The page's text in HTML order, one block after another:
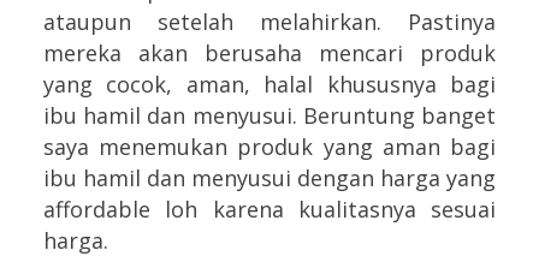
ataupun setelah melahirkan. Pastinya
mereka akan berusaha mencari produk
yang cocok, aman, halal khususnya bagi
ibu hamil dan menyusui. Beruntung banget
saya menemukan produk yang aman bagi
ibu hamil dan menyusui dengan harga yang
affordable loh karena kualitasnya sesuai
harga.